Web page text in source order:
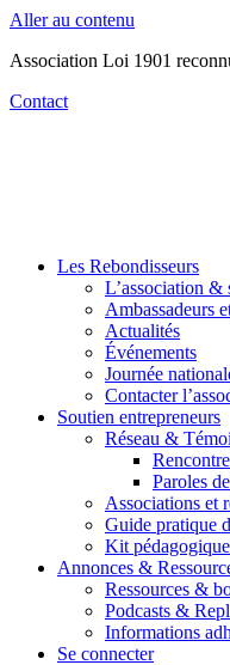
Aller au contenu
Association Loi 1901
Contact
Les Rebondisseurs
L’association &
Ambassadeurs
Actualités
Événements
Journée
Contacter
Soutien entrepreneurs
Réseau &
Paroles
Associations et
Guide pratique
Kit
Annonces &
Ressources &
Podcasts &
Informations
Se connecter